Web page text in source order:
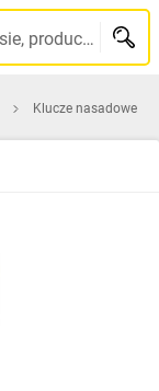
Szukaj po nazwie, indeksie, producencie, kodzie kreskowym...
Klucze nasadowe